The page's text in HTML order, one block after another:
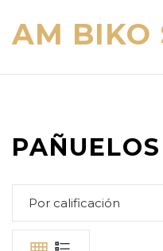
AM BIKO
Por calificación